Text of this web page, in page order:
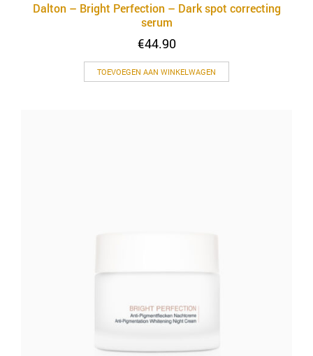
Dalton – Bright Perfection – Dark spot correcting
serum
€44.90
TOEVOEGEN AAN WINKELWAGEN